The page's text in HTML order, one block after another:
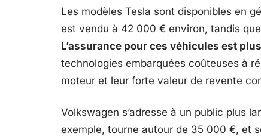
Les modèles Tesla sont disponibles en
est vendu à 42 000 € environ, tandis
L’assurance pour ces véhicules est
technologies embarquées coûteuses à
moteur et leur forte valeur de revente
Volkswagen s’adresse à un public plus
exemple, tourne autour de 35 000 €, et